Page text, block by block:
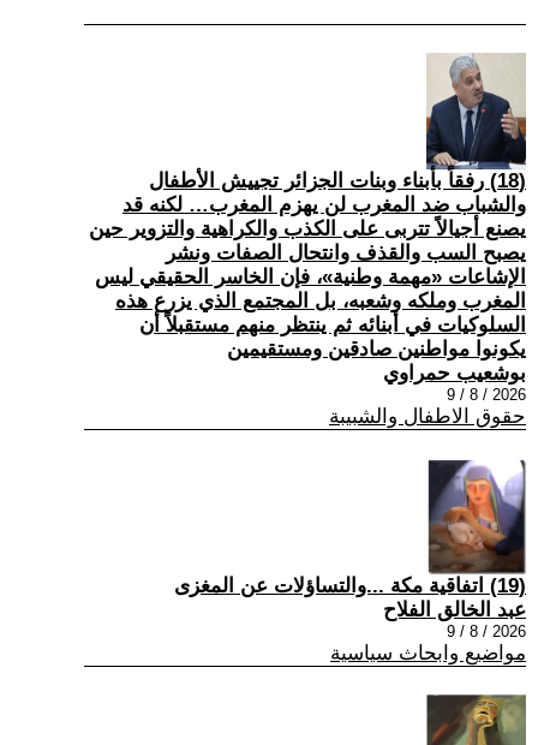
(18) رفقاً بأبناء وبنات الجزائر تجييش الأطفال
والشباب ضد المغرب لن يهزم المغرب… لكنه قد
يصنع أجيالاً تتربى على الكذب والكراهية والتزوير حين
يصبح السب والقذف وانتحال الصفات ونشر
الإشاعات «مهمة وطنية»، فإن الخاسر الحقيقي ليس
المغرب وملكه وشعبه، بل المجتمع الذي يزرع هذه
السلوكيات في أبنائه ثم ينتظر منهم مستقبلاً أن
يكونوا مواطنين صادقين ومستقيمين
بوشعيب حمراوي
2026 / 8 / 9
حقوق الاطفال والشبيبة
(19) اتفاقية مكة ...والتساؤلات عن المغزى
عبد الخالق الفلاح
2026 / 8 / 9
مواضيع وابحاث سياسية